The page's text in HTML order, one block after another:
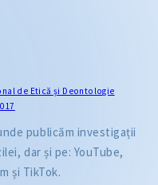
de Etică și Deontologie
publicăm investigații
dar și pe: YouTube,
și TikTok.